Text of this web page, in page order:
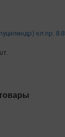
кл.пр. 8.8